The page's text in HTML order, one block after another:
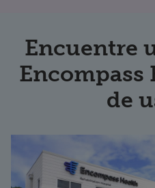
Encuentre
Encompass
de